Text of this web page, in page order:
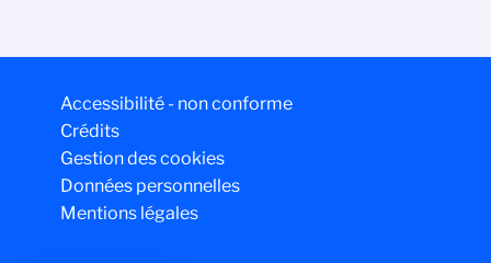
Accessibilité - non conforme
Crédits
Gestion des cookies
Données personnelles
Mentions légales